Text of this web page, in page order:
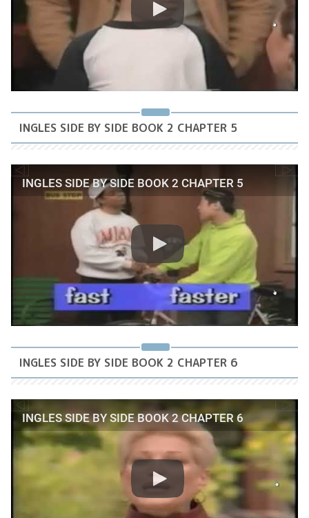
INGLES SIDE BY SIDE BOOK 2 CHAPTER 5
INGLES SIDE BY SIDE BOOK 2 CHAPTER 5
INGLES SIDE BY SIDE BOOK 2 CHAPTER 6
INGLES SIDE BY SIDE BOOK 2 CHAPTER 6